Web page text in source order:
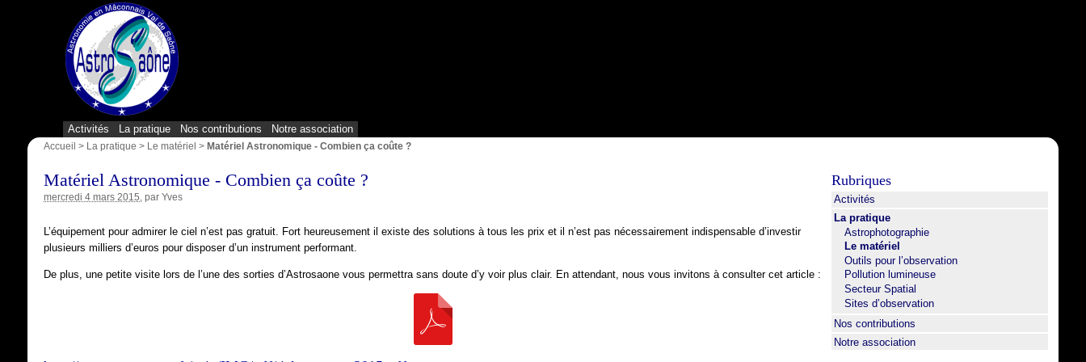
Activités La pratique Nos contributions Notre association
Accueil > La pratique > Le matériel >Matériel Astronomique - Combien ça coûte ?
Matériel Astronomique - Combien ça coûte ?
mercredi 4 mars 2015 , parYves
L’équipement pour admirer le ciel n’est pas gratuit. Fort heureusement il existe des solutions à tous les prix et il n’est pas nécessairement indispensable d’investir
plusieurs milliers d’euros pour disposer d’un instrument performant.
De plus, une petite visite lors de l’une des sorties d’Astrosaone vous permettra sans doute d’y voir plus clair. En attendant, nous vous invitons à consulter cet article :
Rubriques
Activités
La pratique
Astrophotographie
Le matériel
Outils pour l’observation
Pollution lumineuse
Secteur Spatial
Sites d’observation
Nos contributions
Notre association